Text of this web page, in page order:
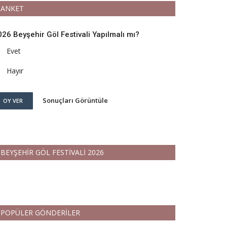
ANKET
Beyşehir Göl Festivali Yapılmalı mı?
Evet
Hayır
OY VER Sonuçları Görüntüle
BEYŞEHİR GÖL FESTİVALİ 2026
POPÜLER GÖNDERİLER